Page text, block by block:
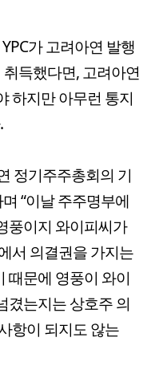
가 고려아연 발행
득했다면, 고려아연
하지만 아무런 통지
정기주주총회의 기
“이날 주주명부에
풍이지 와이피씨가
서 의결권을 가지는
때문에 영풍이 와이
겼는지는 상호주 의
항이 되지도 않는